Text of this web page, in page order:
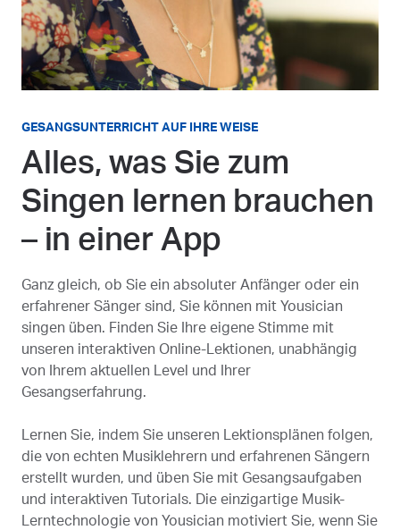
GESANGSUNTERRICHT AUF IHRE WEISE
Alles, was Sie zum
Singen lernen brauchen
– in einer App
Ganz gleich, ob Sie ein absoluter Anfänger oder ein
erfahrener Sänger sind, Sie können mit Yousician
singen üben. Finden Sie Ihre eigene Stimme mit
unseren interaktiven Online-Lektionen, unabhängig
von Ihrem aktuellen Level und Ihrer
Gesangserfahrung.
Lernen Sie, indem Sie unseren Lektionsplänen folgen,
die von echten Musiklehrern und erfahrenen Sängern
erstellt wurden, und üben Sie mit Gesangsaufgaben
und interaktiven Tutorials. Die einzigartige Musik-
Lerntechnologie von Yousician motiviert Sie, wenn Sie